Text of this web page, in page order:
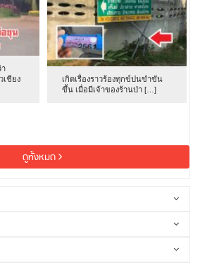
เชียง
เกิดเรื่องราวร้องทุกข์ปนขำขัน
ขึ้น เมื่อมีเจ้าของร้านป่า […]
ดูทั้งหมด